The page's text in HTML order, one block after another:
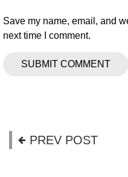
Save my name, email, and
next time I comment.
PREV POST